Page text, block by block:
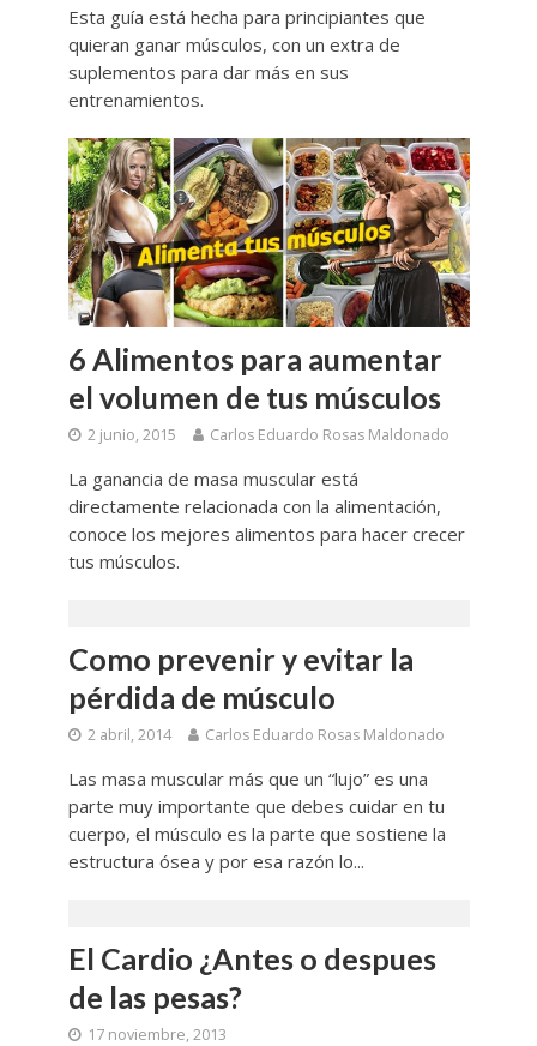
Esta guía está hecha para principiantes que
quieran ganar músculos, con un extra de
suplementos para dar más en sus
entrenamientos.
6 Alimentos para aumentar
el volumen de tus músculos
2 junio, 2015 Carlos Eduardo Rosas Maldonado
La ganancia de masa muscular está
directamente relacionada con la alimentación,
conoce los mejores alimentos para hacer crecer
tus músculos.
Como prevenir y evitar la
pérdida de músculo
2 abril, 2014 Carlos Eduardo Rosas Maldonado
Las masa muscular más que un “lujo” es una
parte muy importante que debes cuidar en tu
cuerpo, el músculo es la parte que sostiene la
estructura ósea y por esa razón lo...
El Cardio ¿Antes o despues
de las pesas?
17 noviembre, 2013